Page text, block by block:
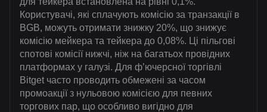
Користувачі, які сплачують комісію за транзакції в
BGB, можуть отримати знижку 20%, що знижує
комісію мейкера та тейкера до 0,08%. Ці пільгові
спотові комісії нижчі, ніж на багатьох провідних
платформах у галузі. Для ф’ючерсної торгівлі
Bitget часто проводить обмежені за часом
промоакції з нульовою комісією для певних
торгових пар, що особливо вигідно для